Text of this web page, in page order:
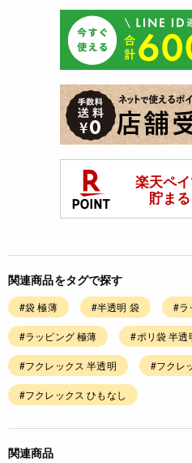
関連商品をタグで探す
#袋 極薄 #半透明 袋 #ラ
#ラッピング 極薄 #ポリ袋 半透
#フクレックス 半透明 #フクレ
#フクレックス ひもなし
関連商品